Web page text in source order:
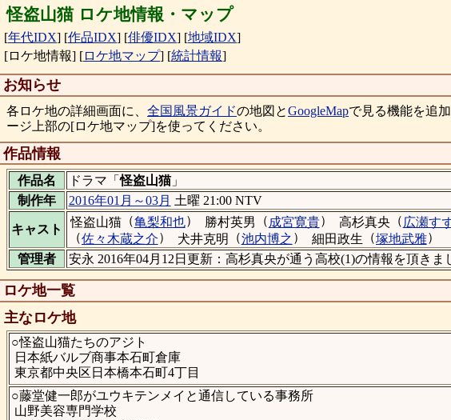
怪盗山猫 ロケ地情報・マップ
[年代IDX] [作品IDX] [俳優IDX] [地域IDX]
[ロケ地情報] [ロケ地マップ] [統計情報]
お知らせ
各ロケ地の詳細画面に、 全国風景ガイドの地図とGoogleMapで見る機能を追
ージ上部の[ロケ地マップ]を使ってください。
作品情報
作品名 ドラマ「怪盗山猫」
制作年
2016年01月～03月 土曜 21:00 NTV
キャスト
怪盗山猫（亀梨和也） 勝村英男 （ 成宮寛貴） 高杉真央 （ 広瀬す
（佐々木蔵之介） 犬井克明 （池内博之 ） 細田政生 （塚地武雅）
管理者
安永 2016年04月12日更新：高杉真央が通う高校(1)の情報を頂きま
ロケ地一覧
主なロケ地
○怪盗山猫たちのアジト
日本紙バルブ商事本石町倉庫
東京都中央区日本橋本石町4丁目
○藤堂健一郎がユウキテンメイと通信している事務所
山野美容専門学校